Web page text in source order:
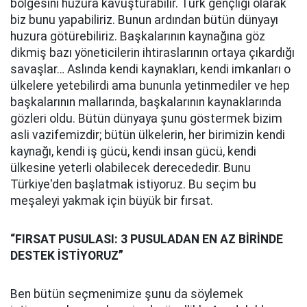
bölgesini huzura kavuşturabilir. Türk gençliği olarak
biz bunu yapabiliriz. Bunun ardından bütün dünyayı
huzura götürebiliriz. Başkalarının kaynağına göz
dikmiş bazı yöneticilerin ihtiraslarının ortaya çıkardığı
savaşlar… Aslında kendi kaynakları, kendi imkanları o
ülkelere yetebilirdi ama bununla yetinmediler ve hep
başkalarının mallarında, başkalarının kaynaklarında
gözleri oldu. Bütün dünyaya şunu göstermek bizim
asli vazifemizdir; bütün ülkelerin, her birimizin kendi
kaynağı, kendi iş gücü, kendi insan gücü, kendi
ülkesine yeterli olabilecek derecededir. Bunu
Türkiye'den başlatmak istiyoruz. Bu seçim bu
meşaleyi yakmak için büyük bir fırsat.
“FIRSAT PUSULASI: 3 PUSULADAN EN AZ BİRİNDE
DESTEK İSTİYORUZ”
Ben bütün seçmenimize şunu da söylemek